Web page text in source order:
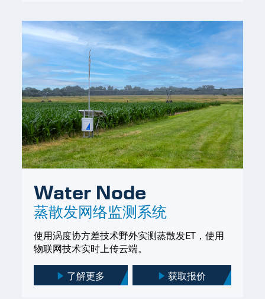
Water Node
蒸散发网络监测系统
使用涡度协方差技术野外实测蒸散发ET，使用
物联网技术实时上传云端。
了解更多 获取报价